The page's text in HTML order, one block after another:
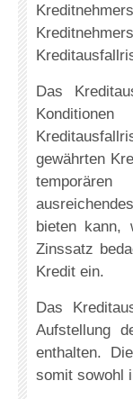
Das
gewährten
bieten kann,
Zinssatz
Kredit ein.
Das
Aufstellung
enthalten.
somit sowohl